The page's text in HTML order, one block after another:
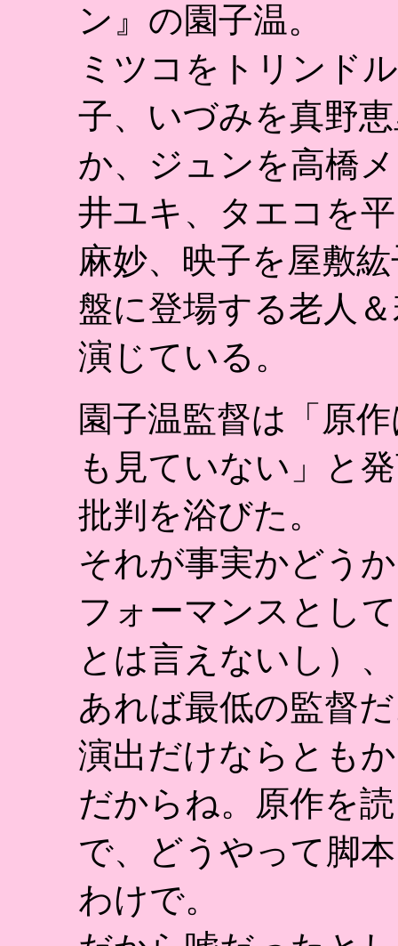
ン』の園子温。
ミツコをトリンド
子、いづみを真野
か、ジュンを高橋
井ユキ、タエコを
麻妙、映子を屋敷
盤に登場する老人
演じている。
園子温監督は「原
も見ていない」と
批判を浴びた。
それが事実かどう
フォーマンスとし
とは言えないし）
あれば最低の監督
演出だけならとも
だからね。原作を
で、どうやって脚
わけで。